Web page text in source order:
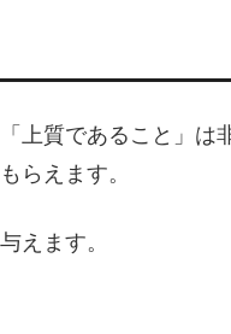
上質であること」は
らえます。
えます。